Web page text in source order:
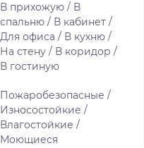
В прихожую / В
спальню / В кабинет /
Для офиса / В кухню /
На стену / В коридор /
В гостиную
Пожаробезопасные /
Износостойкие /
Влагостойкие /
Моющиеся